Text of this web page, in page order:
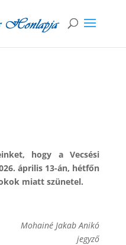
hogy a Vecsési
április 13-án, hétfőn
miatt szünetel.
Mohainé Jakab Anikó
jegyző